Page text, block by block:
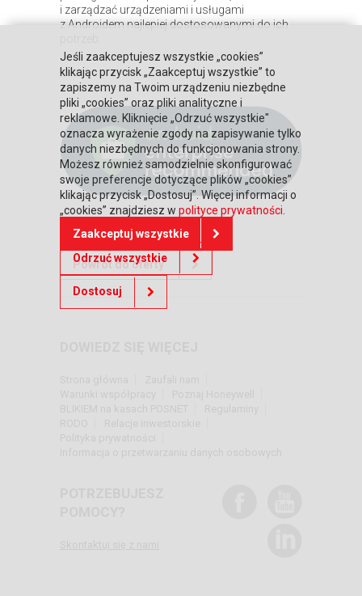
i zarządzać urządzeniami i usługami
z Androidem najlepiej dostosowanymi do ich
Powrót do oferty
Jeśli zaakceptujesz wszystkie „cookies”
klikając przycisk „Zaakceptuj wszystkie” to
zapiszemy na Twoim urządzeniu niezbędne
pliki „cookies” oraz pliki analityczne i
reklamowe. Kliknięcie „Odrzuć wszystkie"
oznacza wyrażenie zgody na zapisywanie tylko
danych niezbędnych do funkcjonowania strony.
Możesz również samodzielnie skonfigurować
swoje preferencje dotyczące plików „cookies”
klikając przycisk „Dostosuj”. Więcej informacji o
„cookies” znajdziesz w polityce prywatności
Zaakceptuj wszystkie
Odrzuć wszystkie
Dostosuj